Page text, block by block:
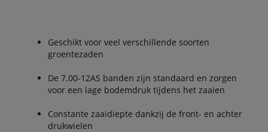
Geschikt voor veel verschillende soorten
groentezaden
De 7.00-12AS banden zijn standaard en zorgen
voor een lage bodemdruk tijdens het zaaien
Constante zaaidiepte dankzij de front- en achter
drukwielen